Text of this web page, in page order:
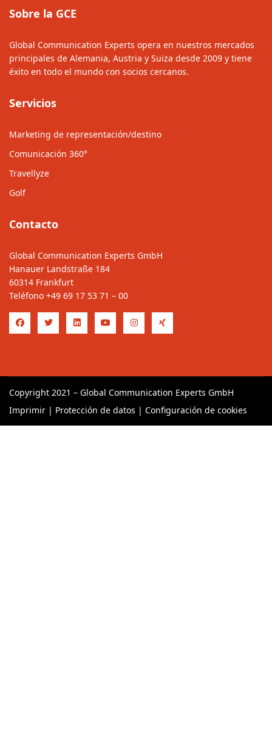
Sobre la GCE
Global Communication Experts opera en nuestros mercados
principales de Alemania, Austria y Suiza desde 2009 y tiene
éxito en todo el mundo con socios cercanos.
Servicios
Marketing de representación/destino
Comunicación 360°
Travellyze
Golf
Contacto
Global Communication Experts GmbH
Hanauer Landstraße 184
60314 Frankfurt
Teléfono +49 69 17 53 71 – 00
Copyright 2021 – Global Communication Experts GmbH
Imprimir | Protección de datos | Configuración de cookies